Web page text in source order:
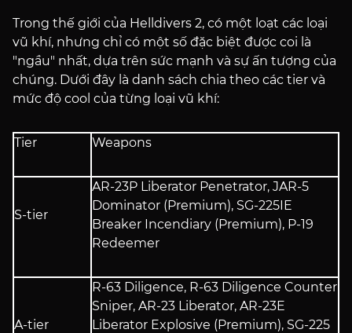
Trong thế giới của Helldivers 2, có một loạt các loại
vũ khí, nhưng chỉ có một số đặc biệt được coi là
"ngầu" nhất, dựa trên sức mạnh và sự ấn tượng của
chúng. Dưới đây là danh sách chia theo các tier và
mức độ cool của từng loại vũ khí:
Tier Weapons
S-tier
AR-23P Liberator Penetrator, JAR-5
Dominator (Premium), SG-225IE
Breaker Incendiary (Premium), P-19
Redeemer
A-tier
R-63 Diligence, R-63 Diligence Counter
Sniper, AR-23 Liberator, AR-23E
Liberator Explosive (Premium), SG-225